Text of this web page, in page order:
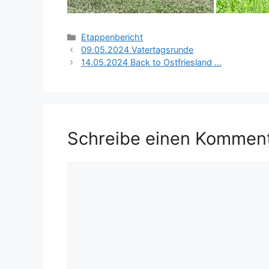
Kategorien
Etappenbericht
09.05.2024 Vatertagsrunde
14.05.2024 Back to Ostfriesland …
Schreibe einen